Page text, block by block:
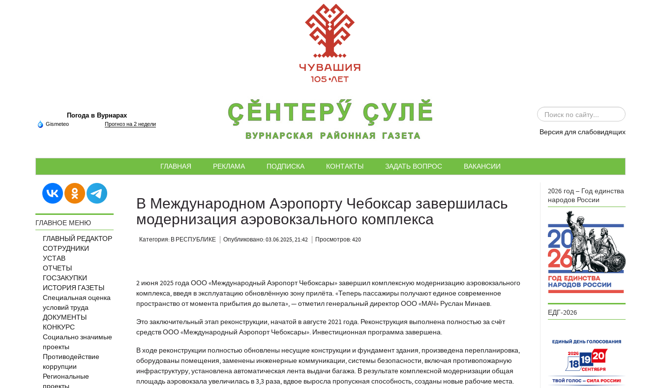
Погода в Вурнарах
Gismeteo Прогноз на 2 недели
ИСКАТЬ...
Версия для слабовидящих
ГЛАВНАЯ РЕКЛАМА ПОДПИСКА КОНТАКТЫ ЗАДАТЬ ВОПРОС ВАКАНСИИ
ГЛАВНОЕ МЕНЮ
ГЛАВНЫЙ РЕДАКТОР
СОТРУДНИКИ
УСТАВ
ОТЧЕТЫ
ГОСЗАКУПКИ
ИСТОРИЯ ГАЗЕТЫ
Специальная оценка
условий труда
ДОКУМЕНТЫ
КОНКУРС
Социально значимые
проекты
Противодействие
коррупции
Региональные
В Международном Аэропорту Чебоксар завершилась
модернизация аэровокзального комплекса
Категория: В РЕСПУБЛИКЕ Опубликовано: 03.06.2025, 21:42 Просмотров: 420
2 июня 2025 года ООО «Международный Аэропорт Чебоксары» завершил комплексную модернизацию аэровокзального
комплекса, введя в эксплуатацию обновлённую зону прилёта. «Теперь пассажиры получают единое современное
пространство от момента прибытия до вылета», — отметил генеральный директор ООО «МАЧ» Руслан Минаев.
Это заключительный этап реконструкции, начатой в августе 2021 года. Реконструкция выполнена полностью за счёт
средств ООО «Международный Аэропорт Чебоксары». Инвестиционная программа завершена.
В ходе реконструкции полностью обновлены несущие конструкции и фундамент здания, произведена перепланировка,
оборудованы помещения, заменены инженерные коммуникации, системы безопасности, включая противопожарную
инфраструктуру, установлена автоматическая лента выдачи багажа. В результате комплексной модернизации общая
площадь аэровокзала увеличилась в 3,3 раза, вдвое выросла пропускная способность, созданы новые рабочие места.
2026 год – Год единства
народов России
ЕДГ-2026